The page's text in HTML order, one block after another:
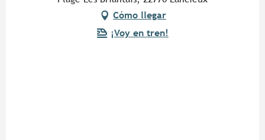
Cómo llegar
¡Voy en tren!